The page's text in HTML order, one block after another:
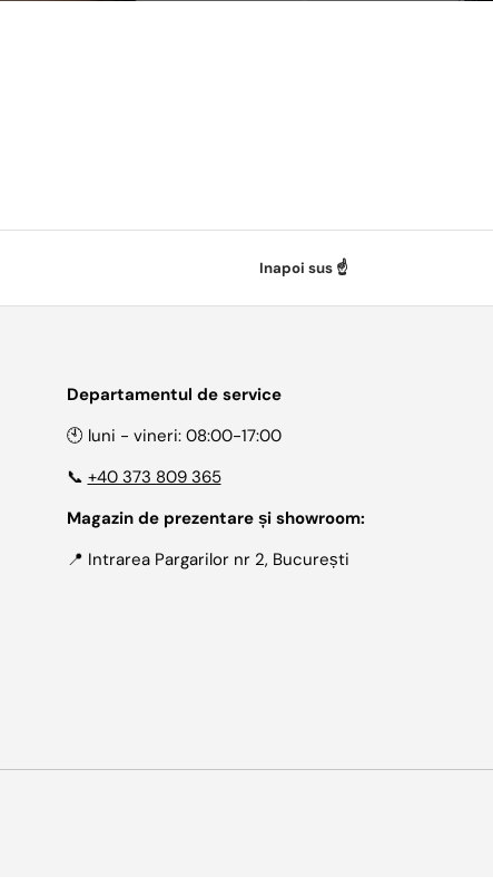
Inapoi sus ☝️
Departamentul de service
🕙 luni - vineri: 08:00-17:00
📞 +40 373 809 365
Magazin de prezentare și showroom:
📍 Intrarea Pargarilor nr 2, București